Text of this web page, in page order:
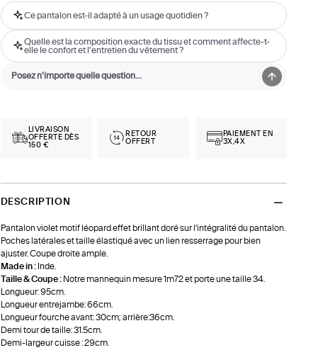
Ce pantalon est-il adapté à un usage quotidien ?
Quelle est la composition exacte du tissu et comment affecte-t-
elle le confort et l'entretien du vêtement ?
LIVRAISON
OFFERTE DÈS
150 €
RETOUR
OFFERT
PAIEMENT EN
3X,4X
DESCRIPTION
Pantalon violet motif léopard effet brillant doré sur l'intégralité du pantalon.
Poches latérales et taille élastiqué avec un lien resserrage pour bien
ajuster. Coupe droite ample.
Made in : Inde.
Taille & Coupe : Notre mannequin mesure 1m72 et porte une taille 34.
Longueur: 95cm.
Longueur entrejambe: 66cm.
Longueur fourche avant: 30cm; arrière:36cm.
Demi tour de taille: 31.5cm.
Demi-largeur cuisse : 29cm.